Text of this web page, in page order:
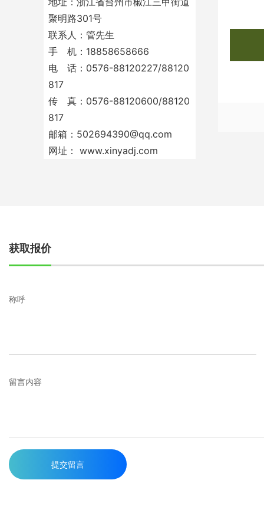
聚明路301号
联系人：管先生
手 机： 18858658666
电 话： 0576-88120227/88120
817
传 真：0576-88120600/88120
817
邮箱： 502694390@qq.com
网址： www.xinyadj.com
获取报价
称呼
留言内容
提交留言